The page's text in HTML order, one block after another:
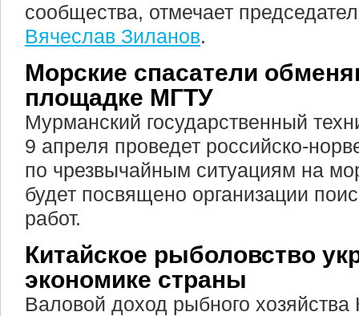
сообщества, отмечает
Вячеслав Зиланов.
Морские спасатели
площадке МГТУ
Мурманский государственный
9 апреля проведет российско-
по чрезвычайным ситуациям на
будет посвящено организации
работ.
Китайское рыболовство
экономике страны
Валовой доход рыбного